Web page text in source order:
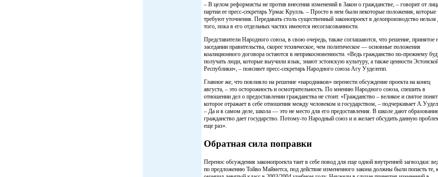
– В целом реформисты не против внесения изменений в Закон о гражданстве, – говорит от
партии ее пресс-секретарь Урмас Крулль. – Просто в нем были некоторые положения, которые
требуют уточнения. Передавать столь существенный законопроект в делопроизводство нельзя
того, пока в его отдельных частях имеются несогласованности.
Представители Народного союза, в свою очередь, также соглашаются, что решение, принятое
заседании правительства, скорее техническое, чем политическое — основные положения
коалиционного договора остаются в неприкосновенности. «Ведь гражданство по-прежнему
получать люди, которые выучили язык, знают эстонскую культуру, а также ценности
Республики», – поясняет пресс-секретарь Народного союза Агу Ууделепп.
Главное же, что повлияло на решение «народников» перенести обсуждение проекта на конец
августа, – это осторожность и осмотрительность. По мнению Народного союза, спешить в
отношении дел о предоставлении гражданства не стоит. «Гражданство – великое и святое
которое отражает в себе отношения между человеком и государством, – подчеркивает
– Да и в самом деле, школа — это не место для его предоставления. В школе дают
гражданство дает государство. Потому-то Народный союз и и желает обсудить данную
еще раз».
Обратная сила поправки
Перенос обсуждения законопроекта таит в себе повод для еще одной внутренней загвоздки:
по предложению Тойво Майметса, под действие измененного закона должны были попасть те,